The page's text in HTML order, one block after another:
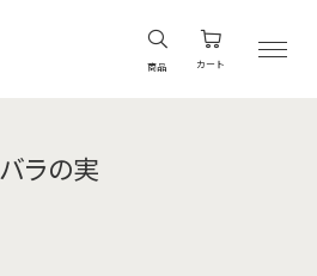
商品 カート
バラの実